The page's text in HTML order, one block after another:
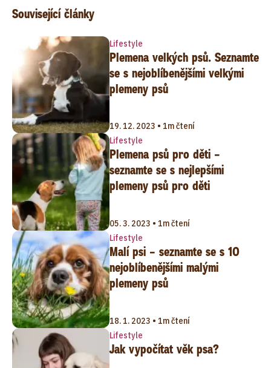
Související články
Lifestyle
Plemena velkých psů. Seznamte
se s nejoblíbenějšími velkými
plemeny psů
19. 12. 2023 • 1m čtení
Lifestyle
Plemena psů pro děti –
seznamte se s nejlepšími
plemeny psů pro děti
05. 3. 2023 • 1m čtení
Lifestyle
Malí psi – seznamte se s 10
nejoblíbenějšími malými
plemeny psů
18. 1. 2023 • 1m čtení
Lifestyle
Jak vypočítat věk psa?